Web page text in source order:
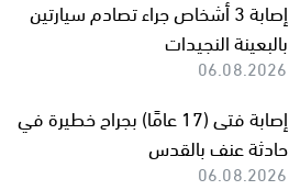
إصابة 3 أشخاص جراء تصادم سيارتين
بالبعينة النجيدات
06.08.2026
إصابة فتى (17 عامًا) بجراح خطيرة في
حادثة عنف بالقدس
06.08.2026